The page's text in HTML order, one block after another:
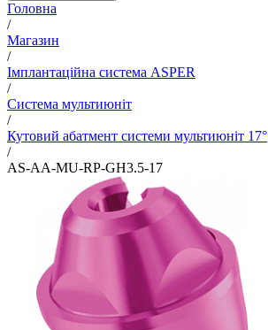
Головна
/
Магазин
/
Імплантаційна система ASPER
/
Система мультиюніт
/
Кутовий абатмент системи мультиюніт 17°
/
AS-AA-MU-RP-GH3.5-17